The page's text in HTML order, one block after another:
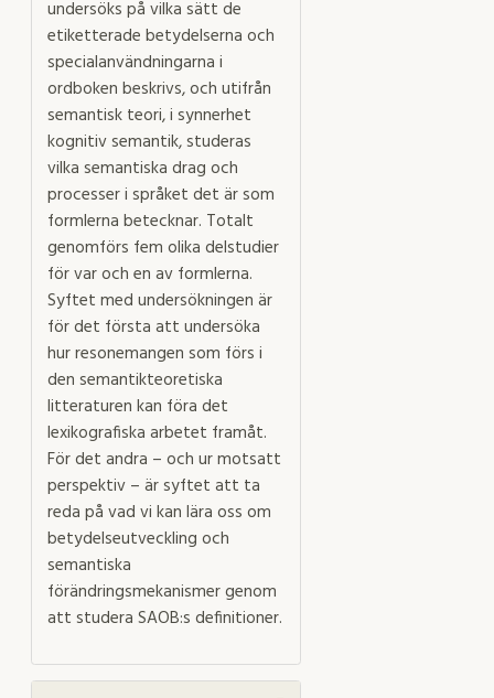
undersöks på vilka sätt de
etiketterade betydelserna och
specialanvändningarna i
ordboken beskrivs, och utifrån
semantisk teori, i synnerhet
kognitiv semantik, studeras
vilka semantiska drag och
processer i språket det är som
formlerna betecknar. Totalt
genomförs fem olika delstudier
för var och en av formlerna.
Syftet med undersökningen är
för det första att undersöka
hur resonemangen som förs i
den semantikteoretiska
litteraturen kan föra det
lexikografiska arbetet framåt.
För det andra – och ur motsatt
perspektiv – är syftet att ta
reda på vad vi kan lära oss om
betydelseutveckling och
semantiska
förändringsmekanismer genom
att studera SAOB:s definitioner.